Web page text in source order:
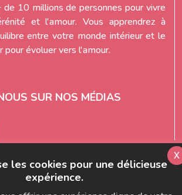
de 10 millions de personnes pour vivre
et l'amour. Vous apprendrez à
entre votre monde intérieur et le
pour évoluer vers l'amour.
SUR NOS MÉDIAS
les cookies pour une délicieuse
expérience.
x